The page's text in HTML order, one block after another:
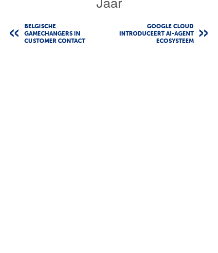
BELGISCHE
GAMECHANGERS IN
CUSTOMER CONTACT
GOOGLE CLOUD
INTRODUCEERT AI-AGENT
ECOSYSTEEM